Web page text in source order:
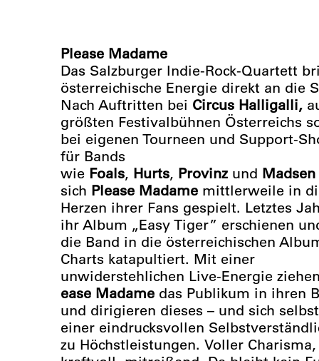
Please Madame
Das Salzburger Indie-Rock-Quartett
österreichische Energie direkt an die
Nach Auftritten bei Circus Halligalli,
größten Festivalbühnen Österreichs
bei eigenen Tourneen und Support-
für Bands
wie Foals, Hurts, Provinz und Madsen
sich Please Madame mittlerweile in
Herzen ihrer Fans gespielt. Letztes
ihr Album „Easy Tiger” erschienen
die Band in die österreichischen
Charts katapultiert. Mit einer
unwiderstehlichen Live-Energie
ease Madame das Publikum in ihren
und dirigieren dieses – und sich
einer eindrucksvollen
zu Höchstleistungen. Voller Charisma,